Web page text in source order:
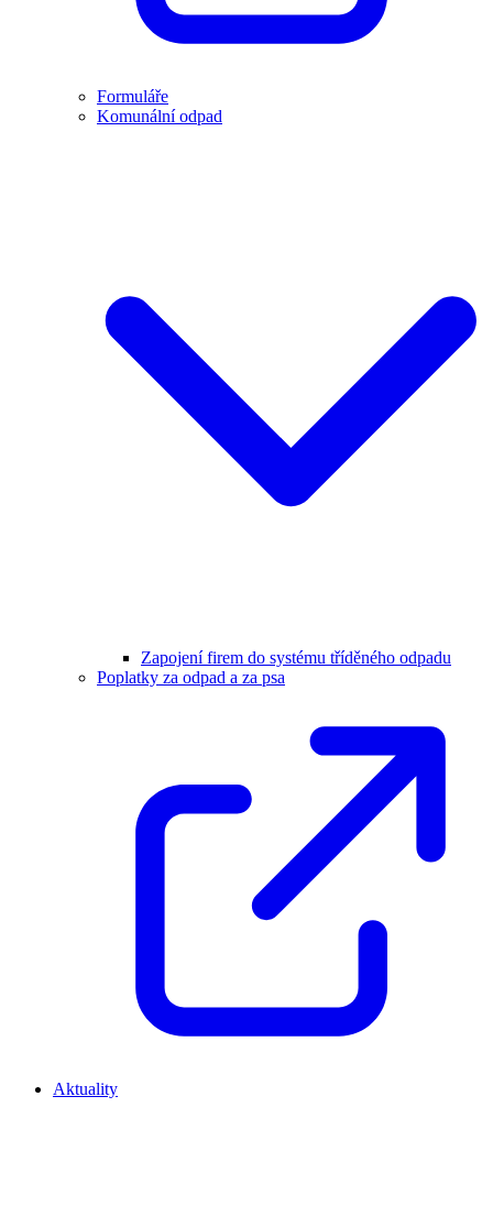
Formuláře
Komunální odpad
Zapojení firem do systému tříděného odpadu
Poplatky za odpad a za psa
Aktuality